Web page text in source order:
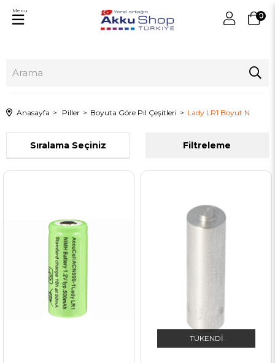
0
Menu
Anasayfa Piller Boyuta Göre Pil Çeşitleri Lady LR1 Boyut N
Filtreleme
Sıralama
TÜKENDI